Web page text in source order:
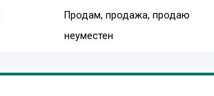
Продам, продажа, продаю
неуместен